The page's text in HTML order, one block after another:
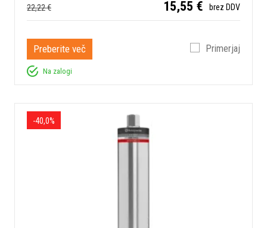
22,22 € 15,55 € brez DDV
Preberite več Primerjaj
Na zalogi
-40,0%